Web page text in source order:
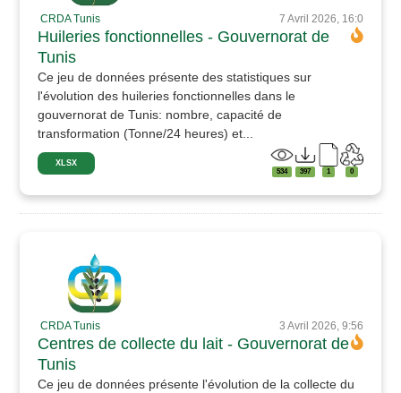
CRDA Tunis 7 Avril 2026, 16:0
Huileries fonctionnelles - Gouvernorat de
Tunis
Ce jeu de données présente des statistiques sur
l'évolution des huileries fonctionnelles dans le
gouvernorat de Tunis: nombre, capacité de
transformation (Tonne/24 heures) et...
XLSX
534 397 1 0
CRDA Tunis 3 Avril 2026, 9:56
Centres de collecte du lait - Gouvernorat de
Tunis
Ce jeu de données présente l'évolution de la collecte du